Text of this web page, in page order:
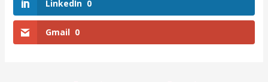
LinkedIn 0
Gmail 0